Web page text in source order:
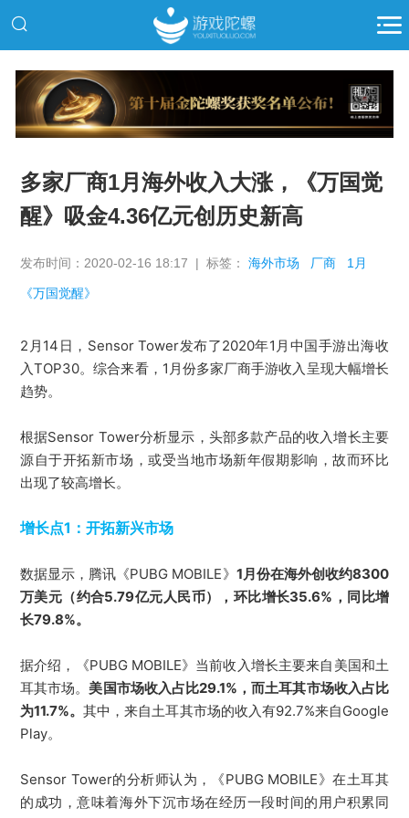
推广
多家厂商1月海外收入大涨，《万国觉
醒》吸金4.36亿元创历史新高
发布时间：2020-02-16 18:17 | 标签：海外市场 厂商 1月
《万国觉醒》
2月14日，Sensor Tower发布了2020年1月中国手游出海收
入TOP30。综合来看，1月份多家厂商手游收入呈现大幅增长
趋势。
根据Sensor Tower分析显示，头部多款产品的收入增长主要
源自于开拓新市场，或受当地市场新年假期影响，故而环比
出现了较高增长。
增长点1：开拓新兴市场
数据显示，腾讯《PUBG MOBILE》 1月份在海外创收约8300
万美元（约合5.79亿元人民币），环比增长35.6%，同比增
长79.8%。
据介绍，《PUBG MOBILE》当前收入增长主要来自美国和土
耳其市场。美国市场收入占比29.1%，而土耳其市场收入占比
为11.7%。其中，来自土耳其市场的收入有92.7%来自Google
Play。
Sensor Tower的分析师认为，《PUBG MOBILE》在土耳其
的成功，意味着海外下沉市场在经历一段时间的用户积累同